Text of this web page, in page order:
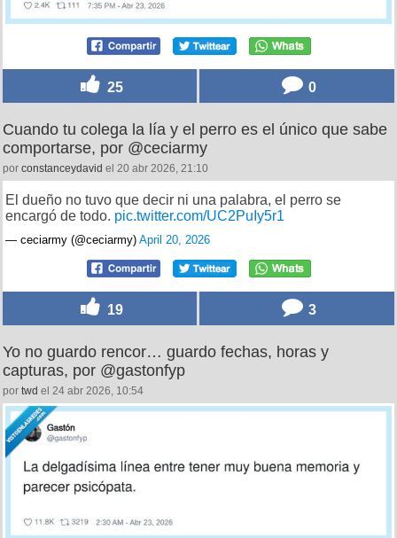
25 0
Cuando tu colega la lía y el perro es el único que sabe
comportarse, por @ceciarmy
por constanceydavid el 20 abr 2026, 21:10
El dueño no tuvo que decir ni una palabra, el perro se
encargó de todo. pic.twitter.com/UC2PuIy5r1
— ceciarmy (@ceciarmy) April 20, 2026
19 3
Yo no guardo rencor… guardo fechas, horas y
capturas, por @gastonfyp
por twd el 24 abr 2026, 10:54